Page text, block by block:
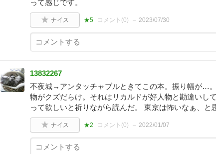
って感じです。
ナイス ★5 コメント(0) 2023/07/30
13832267
不夜城→アンタッチャブルときてこの本。振り幅が…
物がクズだらけ。それはリカルドが好人物と勘違いし
って欲しいと祈りながら読んだ。 東京は怖いなぁ、と
ナイス ★2 コメント(0) 2022/01/07